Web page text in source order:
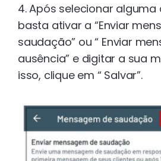
4. Após selecionar alguma
basta ativar a “Enviar
saudação” ou “ Enviar
ausência” e digitar a sua
isso, clique em “ Salvar”.